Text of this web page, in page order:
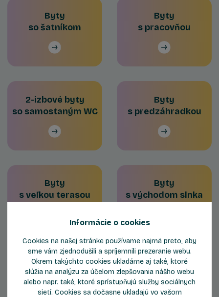
Byty
so šatníkom
Byty
s pracovňou
2-izbové byty
so samostaným WC
Byty
s predzáhradkou
Byty
s veľkou terasou
Byty
s východom slnka
Byty
so západom slnka
Byty
obklopené zeleňou
Informácie o cookies
Cookies na našej stránke používame najmä preto, aby
sme vám zjednodušili a spríjemnili prezeranie webu.
Okrem takýchto cookies ukladáme aj také, ktoré
slúžia na analýzu za účelom zlepšovania nášho webu
alebo napr. také, ktoré sprístupňujú služby sociálnych
sietí. Cookies sa dočasne ukladajú vo vašom